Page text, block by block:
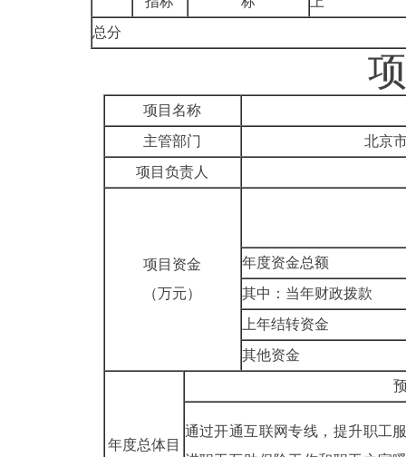
总分
项目名称
主管部门
北京
项目负责人
项目资金
（万元）
年度资金总额
其中：当年财政拨款
上年结转资金
其他资金
年度总体目
通过开通互联网专线，提升职工